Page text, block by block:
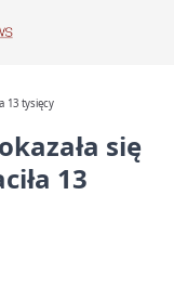
13 tysięcy
się
13